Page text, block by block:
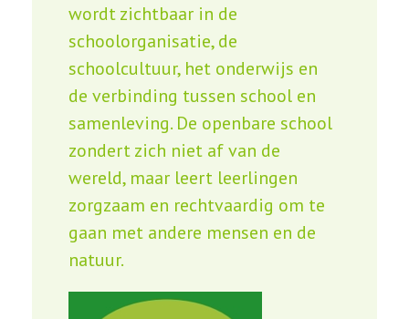
wordt zichtbaar in de
schoolorganisatie, de
schoolcultuur, het onderwijs en
de verbinding tussen school en
samenleving. De openbare school
zondert zich niet af van de
wereld, maar leert leerlingen
zorgzaam en rechtvaardig om te
gaan met andere mensen en de
natuur.